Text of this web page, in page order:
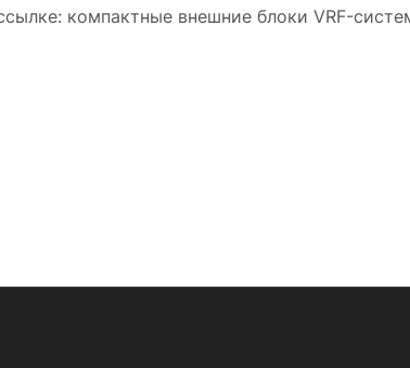
компактные внешние блоки VRF-